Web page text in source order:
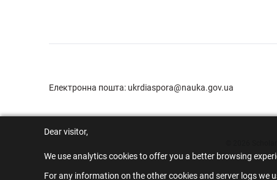
Dear visitor,
We use analytics cookies to offer you a better browsing
For any information on the other cookies and server logs we
Електронна пошта: ukrdiaspora@nauka.gov.ua